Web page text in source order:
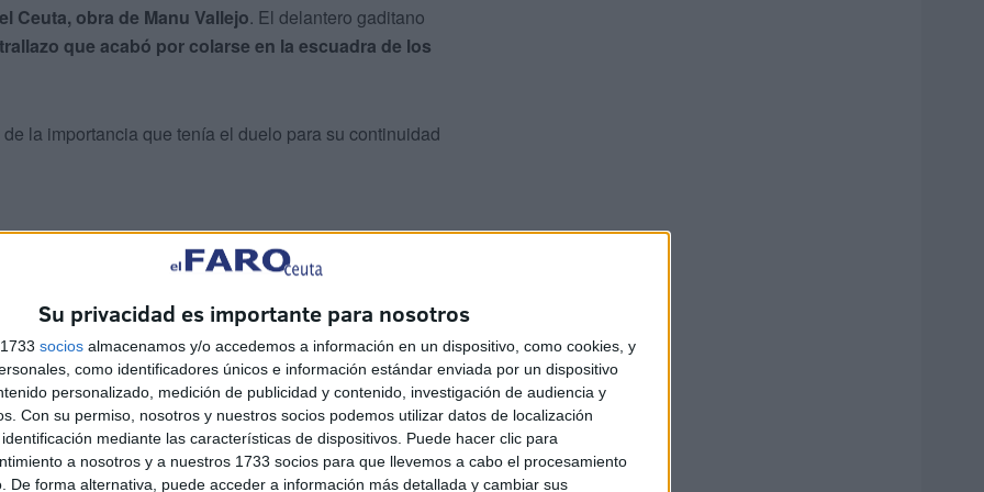
Su privacidad es importante para nosotros
socios almacenamos y/o accedemos a información en un dispositivo, como cookies, y
como identificadores únicos e información estándar enviada por un dispositivo
personalizado, medición de publicidad y contenido, investigación de audiencia y
Con su permiso, nosotros y nuestros socios podemos utilizar datos de localización
mediante las características de dispositivos. Puede hacer clic para
a nosotros y a nuestros 1733 socios para que llevemos a cabo el procesamiento
De forma alternativa, puede acceder a información más detallada y cambiar sus
Ceuta, obra de Manu Vallejo. El delantero gaditano
que acabó por colarse en la escuadra de los
la importancia que tenía el duelo para su continuidad
llegaron al área visitante y Capa logró entorpecer al